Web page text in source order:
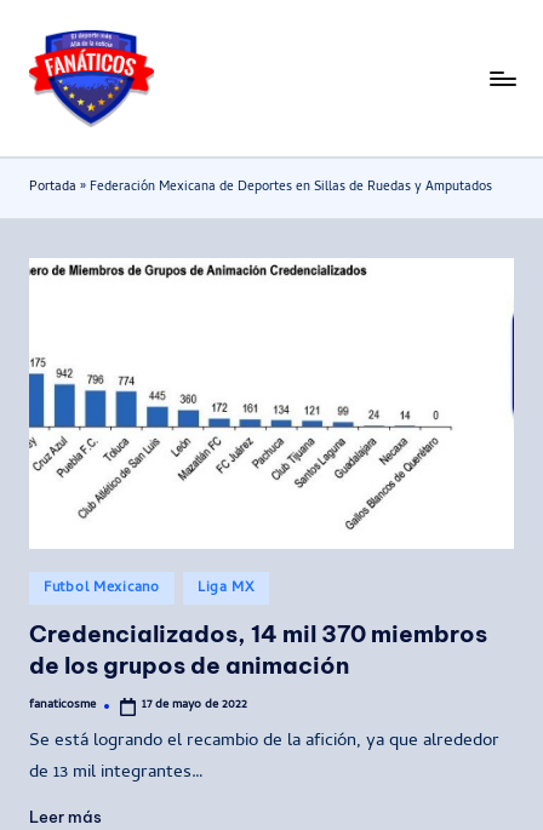
Saltar
contenido
F
n
a
t
o
s
Noticias
deportivas
-
Mundial
2026
Portada » Federación Mexicana de Deportes en Sillas de Ruedas y Amputados
Publicado
en
Futbol Mexicano Liga MX
Credencializados, 14 mil 370 miembros
de los grupos de animación
Publicado
fanaticosme 17 de mayo de 2022
Se está logrando el recambio de la afición, ya que alrededor
de 13 mil integrantes…
Leer más